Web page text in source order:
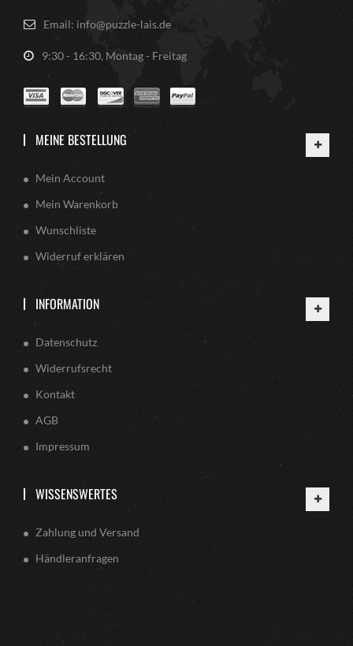
Email: info@puzzle-lais.de
9:30 - 16:30, Montag - Freitag
MEINE BESTELLUNG
Mein Account
Mein Warenkorb
Wunschliste
Widerruf erklären
INFORMATION
Datenschutz
Widerrufsrecht
Kontakt
AGB
Impressum
WISSENSWERTES
Zahlung und Versand
Händleranfragen